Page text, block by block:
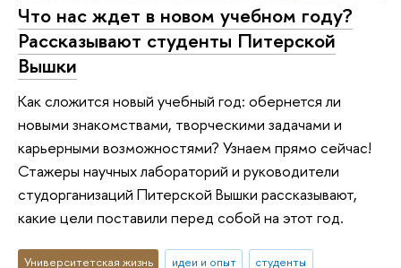
Что нас ждет в новом учебном году?
Рассказывают студенты Питерской
Вышки
Как сложится новый учебный год: обернется ли
новыми знакомствами, творческими задачами и
карьерными возможностями? Узнаем прямо сейчас!
Стажеры научных лабораторий и руководители
студорганизаций Питерской Вышки рассказывают,
какие цели поставили перед собой на этот год.
Университетская жизнь идеи и опыт студенты